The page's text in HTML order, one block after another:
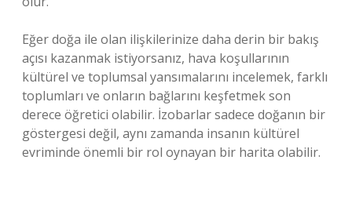
Eğer doğa ile olan ilişkilerinize daha derin bir bakış
açısı kazanmak istiyorsanız, hava koşullarının
kültürel ve toplumsal yansımalarını incelemek, farklı
toplumları ve onların bağlarını keşfetmek son
derece öğretici olabilir. İzobarlar sadece doğanın bir
göstergesi değil, aynı zamanda insanın kültürel
evriminde önemli bir rol oynayan bir harita olabilir.